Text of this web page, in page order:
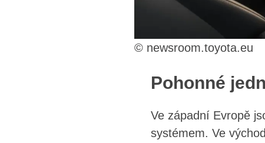
© newsroom.toyota.eu
Pohonné
Ve západní Evropě
systémem. Ve